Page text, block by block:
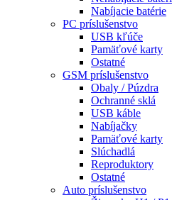
Nabíjacie batérie
PC príslušenstvo
USB kľúče
Pamäťové karty
Ostatné
GSM príslušenstvo
Obaly / Púzdra
Ochranné sklá
USB káble
Nabíjačky
Pamäťové karty
Slúchadlá
Reproduktory
Ostatné
Auto príslušenstvo